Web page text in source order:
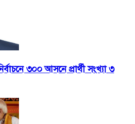
৩০০ আসনে প্রার্থী সংখ্যা ৩